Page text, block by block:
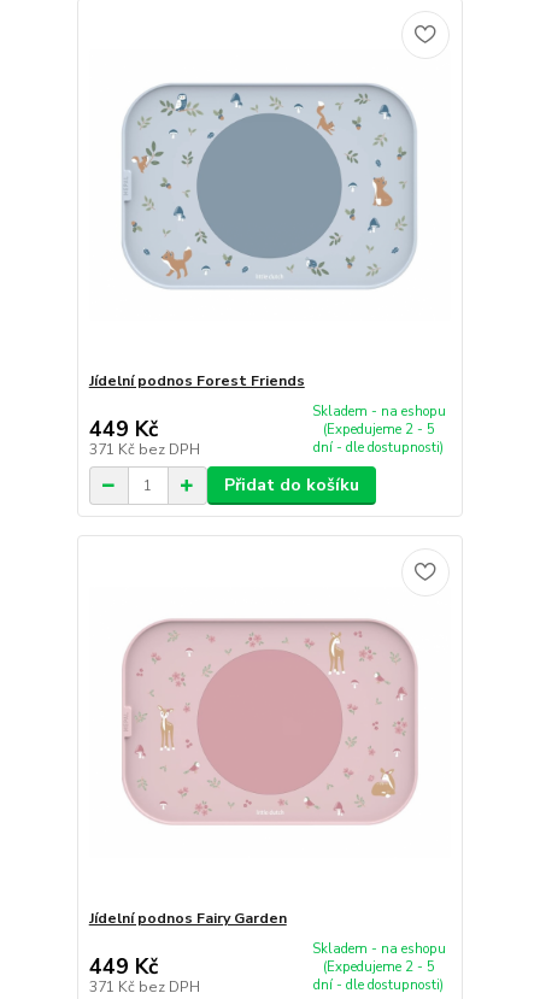
Jídelní podnos Forest Friends
449 Kč
371 Kč bez DPH
Skladem - na eshopu
(Expedujeme 2 - 5
dní - dle dostupnosti)
Přidat do košíku
Jídelní podnos Fairy Garden
449 Kč
371 Kč bez DPH
Skladem - na eshopu
(Expedujeme 2 - 5
dní - dle dostupnosti)